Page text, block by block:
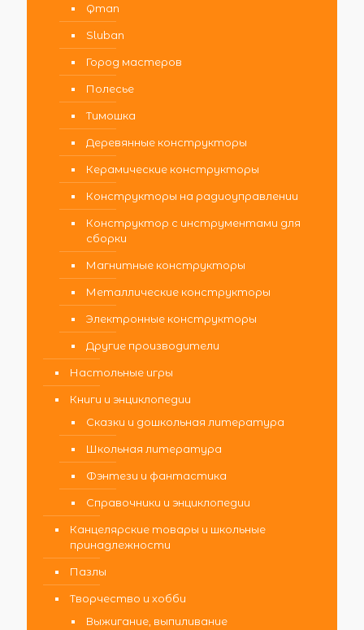
Qman
Sluban
Город мастеров
Полесье
Тимошка
Деревянные конструкторы
Керамические конструкторы
Конструкторы на радиоуправлении
Конструктор с инструментами для
сборки
Магнитные конструкторы
Металлические конструкторы
Электронные конструкторы
Другие производители
Настольные игры
Книги и энциклопедии
Сказки и дошкольная литература
Школьная литература
Фэнтези и фантастика
Справочники и энциклопедии
Канцелярские товары и школьные
принадлежности
Пазлы
Творчество и хобби
Выжигание, выпиливание